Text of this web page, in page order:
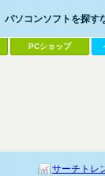
パソコンソフトを探す
PCショップ
サーチトレ